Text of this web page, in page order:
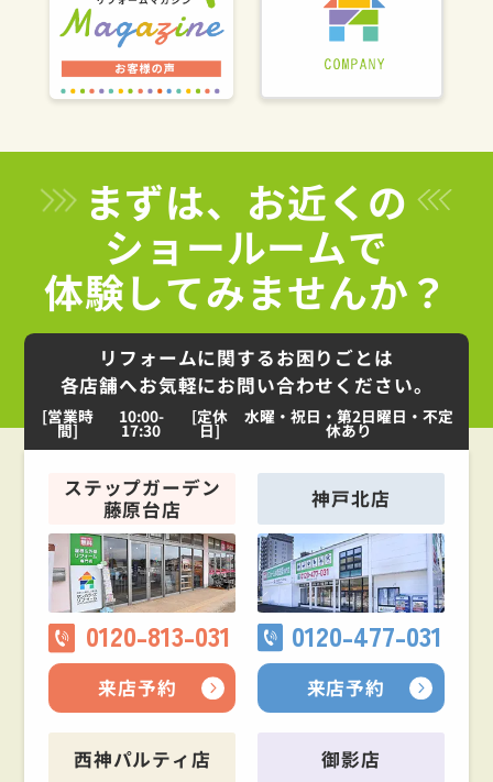
まずは、お近くの
ショールームで
体験してみませんか？
リフォームに関するお困りごとは
各店舗へお気軽にお問い合わせください。
[営業時
間]
10:00-
17:30
[定休
日]
水曜・祝日・第2日曜日・不定
休あり
ステップガーデン
藤原台店
0120-813-031
来店予約
神戸北店
0120-477-031
来店予約
西神パルティ店 御影店